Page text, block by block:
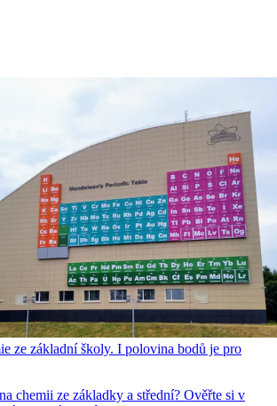
ze základní školy. I polovina bodů je pro
chemii ze základky a střední? Ověřte si v